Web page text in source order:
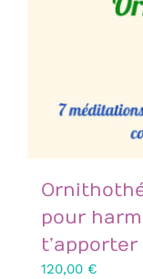
pour
120,00 €